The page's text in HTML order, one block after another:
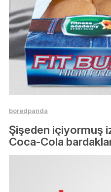
boredpanda
Şişeden içiyormuş
Coca-Cola